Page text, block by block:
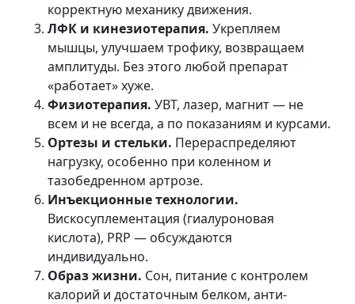
корректную механику движения.
ЛФК и кинезиотерапия. Укрепляем
мышцы, улучшаем трофику, возвращаем
амплитуды. Без этого любой препарат
«работает» хуже.
Физиотерапия. УВТ, лазер, магнит — не
всем и не всегда, а по показаниям и курсами.
Ортезы и стельки. Перераспределяют
нагрузку, особенно при коленном и
тазобедренном артрозе.
Инъекционные технологии.
Вискосуплементация (гиалуроновая
кислота), PRP — обсуждаются
индивидуально.
Образ жизни. Сон, питание с контролем
калорий и достаточным белком, анти-